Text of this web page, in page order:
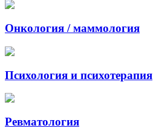
Онкология / маммология
Психология и психотерапия
Ревматология